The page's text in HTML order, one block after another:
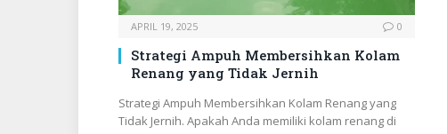
APRIL 19, 2025 0
Strategi Ampuh Membersihkan Kolam
Renang yang Tidak Jernih
Strategi Ampuh Membersihkan Kolam Renang yang
Tidak Jernih. Apakah Anda memiliki kolam renang di